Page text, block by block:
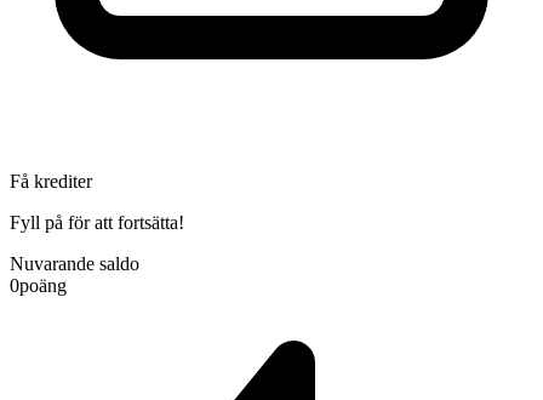
Få krediter
Fyll på för att fortsätta!
Nuvarande saldo
0poäng